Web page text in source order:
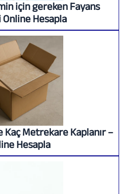
için gereken Fayans
Hesapla
Kaç Metrekare Kaplanır –
Hesapla